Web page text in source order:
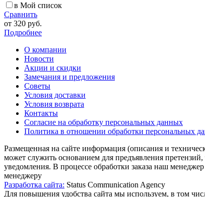
в Мой список
Сравнить
от 320 руб.
Подробнее
О компании
Новости
Акции и скидки
Замечания и предложения
Советы
Условия доставки
Условия возврата
Контакты
Согласие на обработку персональных данных
Политика в отношении обработки персональных
Размещенная на сайте информация (описания и
может служить основанием для предъявления
уведомления. В процессе обработки заказа наш
менеджеру
Разработка сайта: Status Communication Agency
Для повышения удобства сайта мы используем, в том